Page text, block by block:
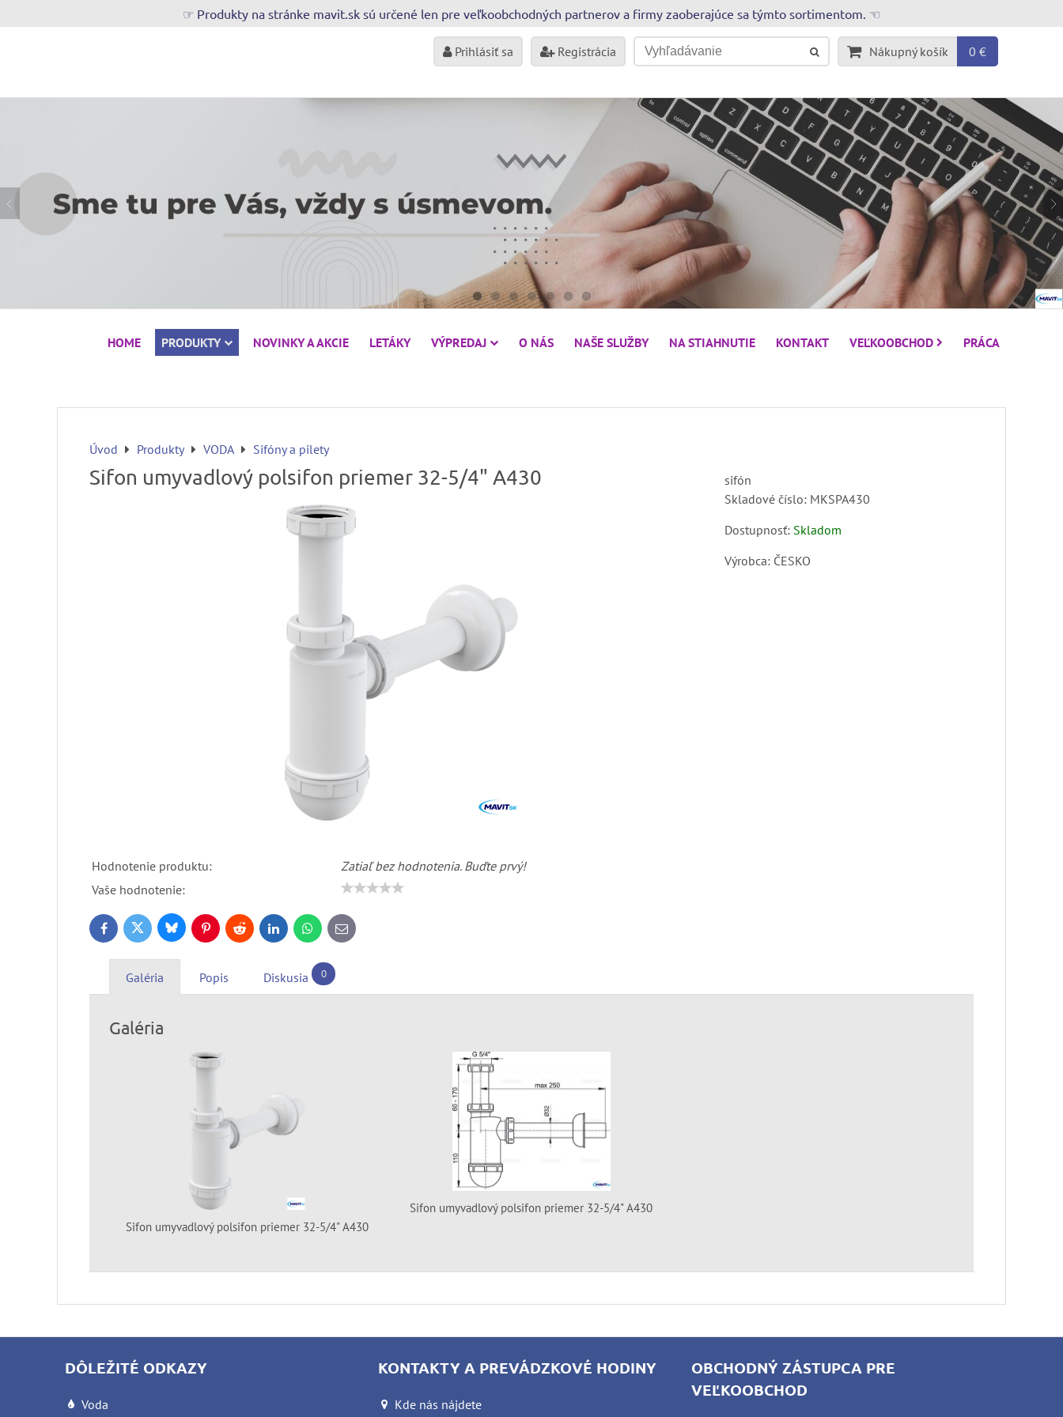
☞ Produkty na stránke mavit.sk sú určené len pre veľkoobchodných partnerov a firmy zaoberajúce sa týmto sortimentom. ☜
Prihlásiť sa Registrácia Nákupný košík 0 €
HOME PRODUKTY NOVINKY A AKCIE LETÁKY VÝPREDAJ O NÁS NAŠE SLUŽBY NA STIAHNUTIE KONTAKT VEĽKOOBCHOD PRÁCA
Úvod Produkty VODA Sifóny a pilety
Sifon umyvadlový polsifon priemer 32-5/4" A430
Hodnotenie produktu:
Zatiaľ bez hodnotenia. Buďte prvý!
Vaše hodnotenie:
sifón
Skladové číslo: MKSPA430
Dostupnosť: Skladom
Výrobca: ČESKO
FacebookTwitter BlueskyPinterestReddit LinkedInWhatsApp
E-
mail
Galéria Popis Diskusia 0
Galéria
Sifon umyvadlový polsifon priemer 32-5/4" A430
Sifon umyvadlový polsifon priemer 32-5/4" A430
DÔLEŽITÉ ODKAZY
Voda
KONTAKTY A PREVÁDZKOVÉ HODINY
Kde nás nájdete
OBCHODNÝ ZÁSTUPCA PRE
VEĽKOOBCHOD